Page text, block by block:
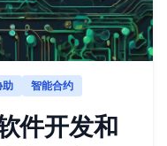
助 智能合约
件开发和